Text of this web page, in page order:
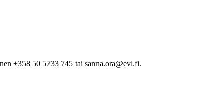
+358 50 5733 745 tai sanna.ora@evl.fi.